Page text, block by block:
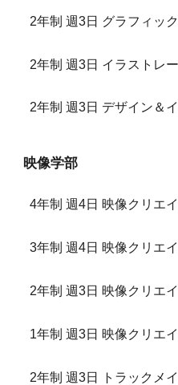
2年制 週3日 グラフィッ
2年制 週3日 イラストレ
2年制 週3日 デザイン＆
映像学部
4年制 週4日 映像クリエ
3年制 週4日 映像クリエ
2年制 週3日 映像クリエ
1年制 週3日 映像クリエ
2年制 週3日 トラックメ